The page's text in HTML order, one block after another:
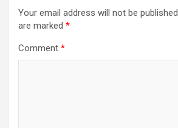
Your email address will not be published.
are marked *
Comment *